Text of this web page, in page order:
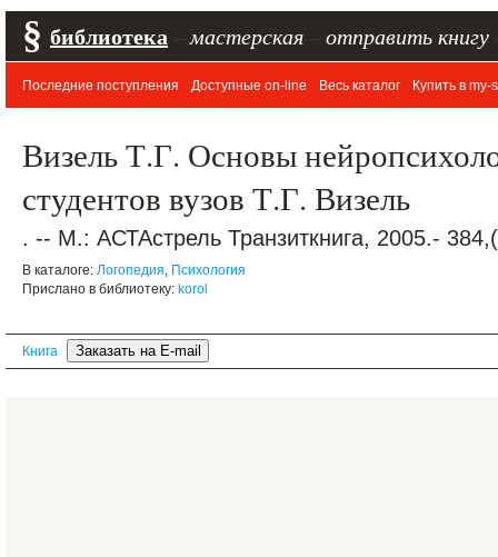
§ библиотека мастерская отправить книгу
Последние поступления Доступные on-line Весь каталог Купить в my-
Визель Т.Г. Основы
студентов вузов Т.Г. Визель
. -- М.: АСТАстрель Транзиткнига, 2005.-
В каталоге: Логопедия, Психология
Прислано в библиотеку: korol
Книга